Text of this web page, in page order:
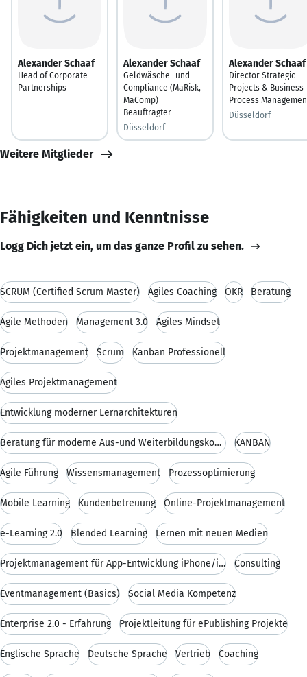
Alexander Schaaf
Head of Corporate
Partnerships
Alexander Schaaf
Geldwäsche- und
Compliance (MaRisk,
MaComp)
Beauftragter
Düsseldorf
Alexander Schaaf
Director Strategic
Projects & Business
Process
Düsseldorf
Weitere Mitglieder
Fähigkeiten und Kenntnisse
Logg Dich jetzt ein, um das ganze Profil zu sehen.
SCRUM (Certified Scrum Master) Agiles Coaching OKR Beratung
Agile Methoden Management 3.0 Agiles Mindset
Projektmanagement Scrum Kanban Professionell
Agiles Projektmanagement
Entwicklung moderner Lernarchitekturen
Beratung für moderne Aus-und Weiterbildungskonzept KANBAN
Agile Führung Wissensmanagement Prozessoptimierung
Mobile Learning Kundenbetreuung Online-Projektmanagement
e-Learning 2.0 Blended Learning Lernen mit neuen Medien
Projektmanagement für App-Entwicklung iPhone/iPad Consulting
Eventmanagement (Basics) Social Media Kompetenz
Enterprise 2.0 - Erfahrung Projektleitung für ePublishing Projekte
Englische Sprache Deutsche Sprache Vertrieb Coaching